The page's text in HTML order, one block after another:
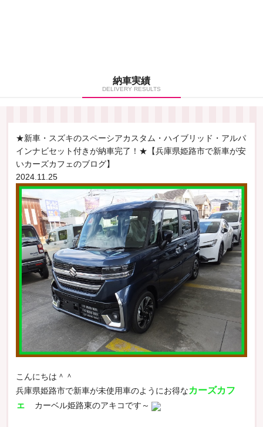
納車実績
DELIVERY RESULTS
★新車・スズキのスペーシアカスタム・ハイブリッド・アルパ
インナビセット付きが納車完了！★【兵庫県姫路市で新車が安
いカーズカフェのブログ】
2024.11.25
こんにちは＾＾
兵庫県姫路市で新車が未使用車のようにお得なカーズカフ
ェ
カーベル姫路東のアキコです～